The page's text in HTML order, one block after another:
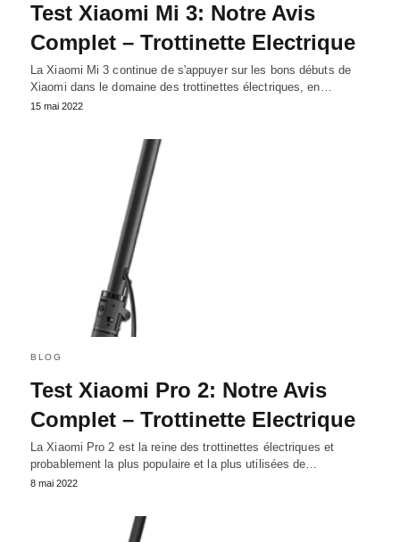
Test Xiaomi Mi 3: Notre Avis
Complet – Trottinette Electrique
La Xiaomi Mi 3 continue de s'appuyer sur les bons débuts de
Xiaomi dans le domaine des trottinettes électriques, en…
15 mai 2022
BLOG
Test Xiaomi Pro 2: Notre Avis
Complet – Trottinette Electrique
La Xiaomi Pro 2 est la reine des trottinettes électriques et
probablement la plus populaire et la plus utilisées de…
8 mai 2022